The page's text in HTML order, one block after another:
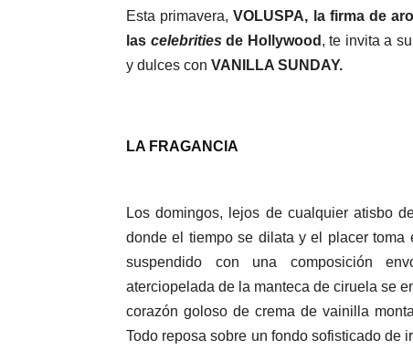
Esta primavera,VOLUSPA, la firma de
las celebritiesde Hollywood , te invita a
y dulces con VANILLA SUNDAY.
LA FRAGANCIA
Los domingos, lejos de cualquier atisbo
donde el tiempo se dilata y el placer toma
suspendido con una composición
aterciopelada de la manteca de ciruela se
corazón goloso de crema de vainilla
Todo reposa sobre un fondo sofisticado de